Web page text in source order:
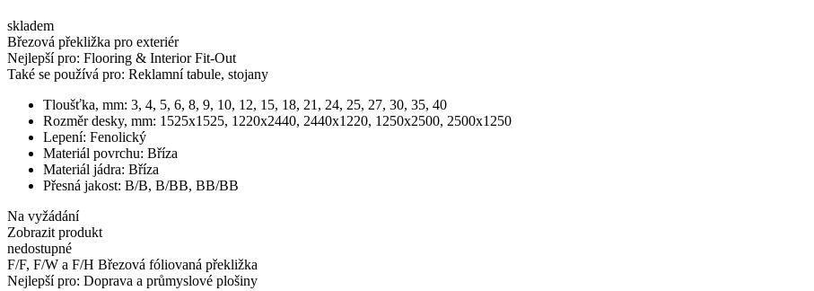
skladem
Březová překližka pro exteriér
Nejlepší pro: Flooring & Interior Fit-Out
Také se používá pro: Reklamní tabule, stojany
Tloušťka, mm: 3, 4, 5, 6, 8, 9, 10, 12, 15, 18, 21, 24, 25, 27, 30, 35, 40
Rozměr desky, mm: 1525x1525, 1220x2440, 2440x1220, 1250x2500, 2500x1250
Lepení: Fenolický
Materiál povrchu: Bříza
Materiál jádra: Bříza
Přesná jakost: B/B, B/BB, BB/BB
Na vyžádání
Zobrazit produkt
nedostupné
F/F, F/W a F/H Březová fóliovaná překližka
Nejlepší pro: Doprava a průmyslové plošiny